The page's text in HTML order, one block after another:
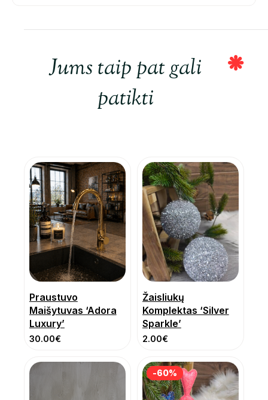
Jums taip pat gali
patikti
Praustuvo
Maišytuvas ‘Adora
Luxury’
30.00€
Žaisliukų
Komplektas ‘Silver
Sparkle’
2.00€
-60%
-60%